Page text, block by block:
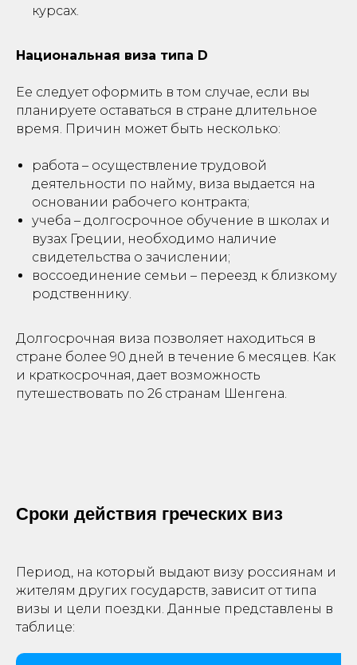
курсах.
Национальная виза типа D
Ее следует оформить в том случае, если вы
планируете оставаться в стране длительное
время. Причин может быть несколько:
работа – осуществление трудовой
деятельности по найму, виза выдается на
основании рабочего контракта;
учеба – долгосрочное обучение в школах и
вузах Греции, необходимо наличие
свидетельства о зачислении;
воссоединение семьи – переезд к близкому
родственнику.
Долгосрочная виза позволяет находиться в
стране более 90 дней в течение 6 месяцев. Как
и краткосрочная, дает возможность
путешествовать по 26 странам Шенгена.
Сроки действия греческих виз
Период, на который выдают визу россиянам и
жителям других государств, зависит от типа
визы и цели поездки. Данные представлены в
таблице: